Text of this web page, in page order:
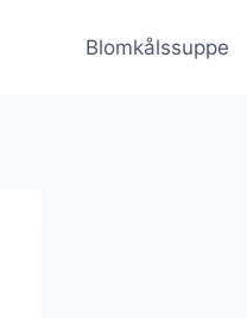
Blomkålssuppe